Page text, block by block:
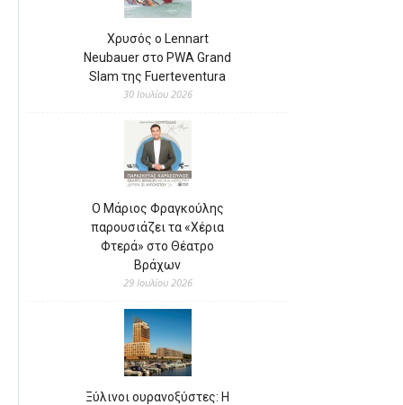
Χρυσός ο Lennart
Neubauer στο PWA Grand
Slam της Fuerteventura
30 Ιουλίου 2026
Ο Μάριος Φραγκούλης
παρουσιάζει τα «Χέρια
Φτερά» στο Θέατρο
Βράχων
29 Ιουλίου 2026
Ξύλινοι ουρανοξύστες: Η